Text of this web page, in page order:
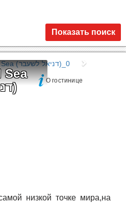
Показать поиск
Sea
(דניאל לשעבר)
О гостинице
низкой точке мира,на